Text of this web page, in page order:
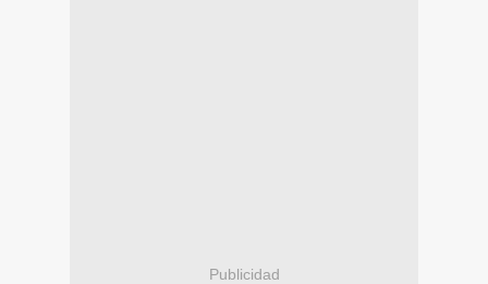
Publicidad